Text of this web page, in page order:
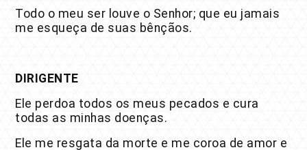
Todo o meu ser louve o Senhor; que eu jamais
me esqueça de suas bênçãos.
DIRIGENTE
Ele perdoa todos os meus pecados e cura
todas as minhas doenças.
Ele me resgata da morte e me coroa de amor e